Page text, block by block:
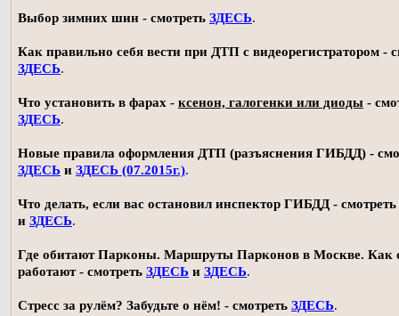
Выбор зимних шин - смотреть ЗДЕСЬ.
Как правильно себя вести при ДТП с видеорегистратором -
ЗДЕСЬ.
Что установить в фарах - ксенон, галогенки или диоды -
ЗДЕСЬ.
Новые правила оформления ДТП (разъяснения ГИБДД) -
ЗДЕСЬ и ЗДЕСЬ (07.2015г.).
Что делать, если вас остановил инспектор ГИБДД - смотреть
и ЗДЕСЬ.
Где обитают Парконы. Маршруты Парконов в Москве. Как
работают - смотреть ЗДЕСЬ и ЗДЕСЬ.
Стресс за рулём? Забудьте о нём! - смотреть ЗДЕСЬ.